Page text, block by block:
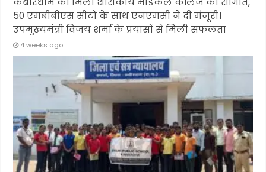
50 एमबीबीएस सीटों के साथ एनएमसी ने दी मंजूरी।
उपमुख्यमंत्री विजय शर्मा के प्रयासों से मिली सफलता
4 weeks ago